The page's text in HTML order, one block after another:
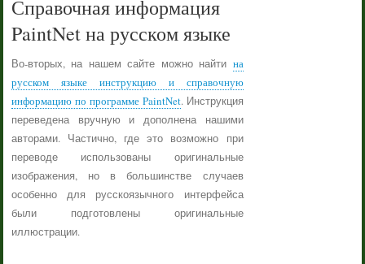
Справочная информация
PaintNet на русском языке
Во-вторых, на нашем сайте можно найти на
русском языке инструкцию и справочную
информацию по программе PaintNet. Инструкция
переведена вручную и дополнена нашими
авторами. Частично, где это возможно при
переводе использованы оригинальные
изображения, но в большинстве случаев
особенно для русскоязычного интерфейса
были подготовлены оригинальные
иллюстрации.